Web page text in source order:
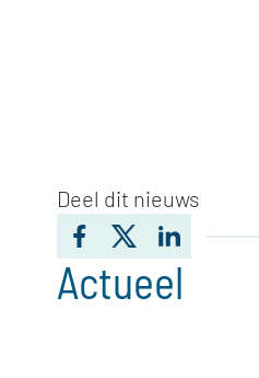
Deel dit nieuws
Facebook
TwitterLinkedIn
Actueel